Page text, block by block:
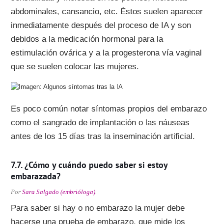
abdominales, cansancio, etc. Éstos suelen aparecer
inmediatamente después del proceso de IA y son
debidos a la medicación hormonal para la
estimulación ovárica y a la progesterona vía vaginal
que se suelen colocar las mujeres.
Es poco común notar síntomas propios del embarazo
como el sangrado de implantación o las náuseas
antes de los 15 días tras la inseminación artificial.
¿Cómo y cuándo puedo saber si estoy
embarazada?
PorSara Salgado (embrióloga).
Para saber si hay o no embarazo la mujer debe
hacerse una prueba de embarazo, que mide los